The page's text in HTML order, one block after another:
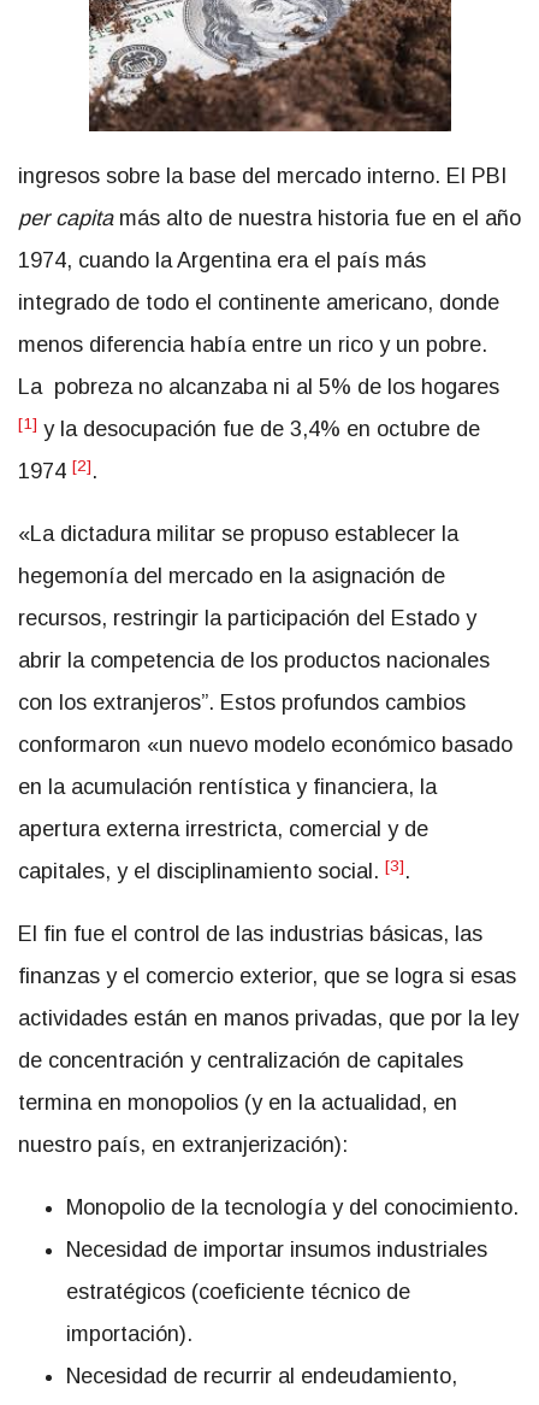
ingresos sobre la base del mercado interno. El PBI
per capitamás alto de nuestra historia fue en el año
1974, cuando la Argentina era el país más
integrado de todo el continente americano, donde
menos diferencia había entre un rico y un pobre.
La pobreza no alcanzaba ni al 5% de los hogares
[1] y la desocupación fue de 3,4% en octubre de
1974 [2] .
«La dictadura militar se propuso establecer la
hegemonía del mercado en la asignación de
recursos, restringir la participación del Estado y
abrir la competencia de los productos nacionales
con los extranjeros”. Estos profundos cambios
conformaron «un nuevo modelo económico basado
en la acumulación rentística y financiera, la
apertura externa irrestricta, comercial y de
capitales, y el disciplinamiento social. [3] .
El fin fue el control de las industrias básicas, las
finanzas y el comercio exterior, que se logra si esas
actividades están en manos privadas, que por la ley
de concentración y centralización de capitales
termina en monopolios (y en la actualidad, en
nuestro país, en extranjerización):
Monopolio de la tecnología y del conocimiento.
Necesidad de importar insumos industriales
estratégicos (coeficiente técnico de
importación).
Necesidad de recurrir al endeudamiento,